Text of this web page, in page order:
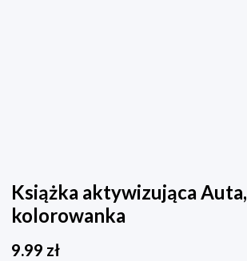
Książka aktywizująca Auta,
kolorowanka
9.99 zł